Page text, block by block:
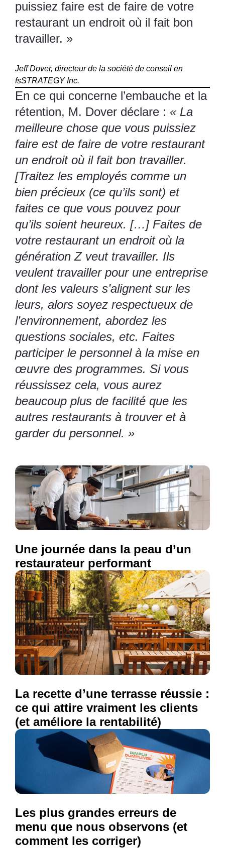
puissiez faire est de faire de votre
restaurant un endroit où il fait bon
travailler. »
Jeff Dover, directeur de la société de conseil en
fsSTRATEGY Inc.
En ce qui concerne l’embauche et la
rétention, M. Dover déclare : « La
meilleure chose que vous puissiez
faire est de faire de votre restaurant
un endroit où il fait bon travailler.
[Traitez les employés comme un
bien précieux (ce qu’ils sont) et
faites ce que vous pouvez pour
qu’ils soient heureux. […] Faites de
votre restaurant un endroit où la
génération Z veut travailler. Ils
veulent travailler pour une entreprise
dont les valeurs s’alignent sur les
leurs, alors soyez respectueux de
l’environnement, abordez les
questions sociales, etc. Faites
participer le personnel à la mise en
œuvre des programmes. Si vous
réussissez cela, vous aurez
beaucoup plus de facilité que les
autres restaurants à trouver et à
garder du personnel. »
Une journée dans la peau d’un
restaurateur performant
La recette d’une terrasse réussie :
ce qui attire vraiment les clients
(et améliore la rentabilité)
Les plus grandes erreurs de
menu que nous observons (et
comment les corriger)